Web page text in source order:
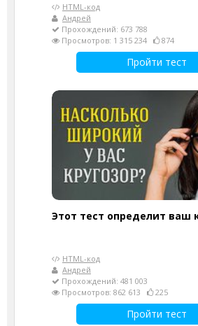
HTML-код
Андрей
Прохождений: 673 788
Просмотров: 1 315 234
874
Пройти тест
Этот тест определит ваш
HTML-код
Андрей
Прохождений: 481 003
Просмотров: 862 613
225
Пройти тест